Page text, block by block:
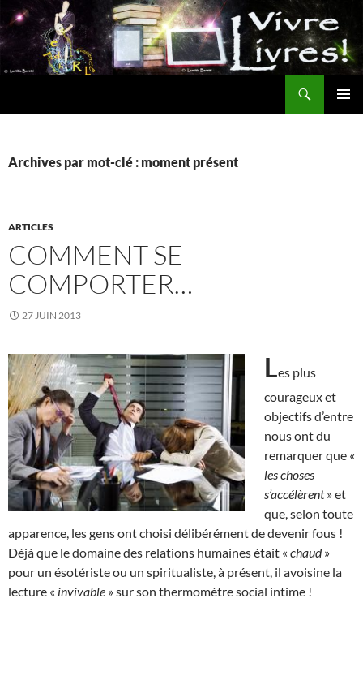
Aller
au
contenu
Archives par mot-clé : moment présent
ARTICLES
COMMENT SE
COMPORTER…
27 JUIN 2013
Les plus
courageux et
objectifs d’entre
nous ont du
remarquer que «
les choses
s’accélèrent» et
que, selon toute
apparence, les gens ont choisi délibérément de devenir fous !
Déjà que le domaine des relations humaines était « chaud»
pour un ésotériste ou un spiritualiste, à présent, il avoisine la
lecture « invivable » sur son thermomètre social intime !